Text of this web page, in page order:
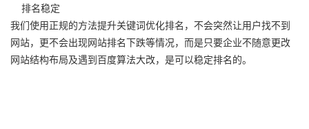
排名稳定
我们使用正规的方法提升关键词优化排名，不会突然让用户找不到
网站，更不会出现网站排名下跌等情况，而是只要企业不随意更改
网站结构布局及遇到百度算法大改，是可以稳定排名的。